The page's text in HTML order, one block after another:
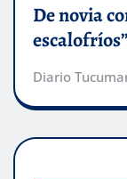
De novia
escalofríos”
Diario